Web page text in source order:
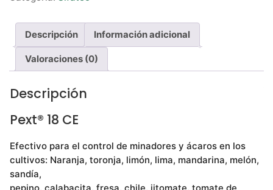
Descripción Información adicional
Valoraciones (0)
Descripción
Pext® 18 CE
Efectivo para el control de minadores y ácaros en los
cultivos: Naranja, toronja, limón, lima, mandarina, melón,
sandía,